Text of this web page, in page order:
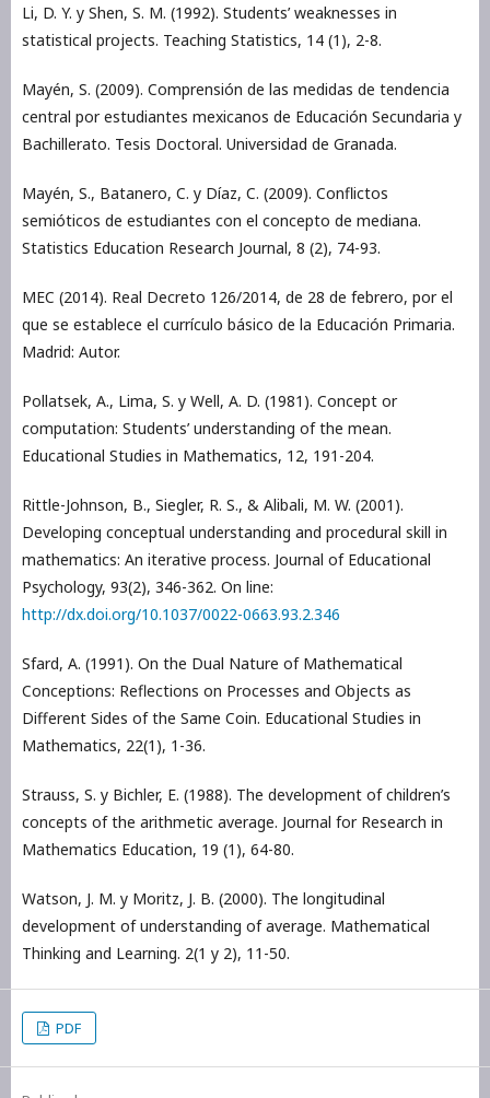
Li, D. Y. y Shen, S. M. (1992). Students’ weaknesses in
statistical projects. Teaching Statistics, 14 (1), 2-8.
Mayén, S. (2009). Comprensión de las medidas de tendencia
central por estudiantes mexicanos de Educación Secundaria y
Bachillerato. Tesis Doctoral. Universidad de Granada.
Mayén, S., Batanero, C. y Díaz, C. (2009). Conflictos
semióticos de estudiantes con el concepto de mediana.
Statistics Education Research Journal, 8 (2), 74-93.
MEC (2014). Real Decreto 126/2014, de 28 de febrero, por el
que se establece el currículo básico de la Educación Primaria.
Madrid: Autor.
Pollatsek, A., Lima, S. y Well, A. D. (1981). Concept or
computation: Students’ understanding of the mean.
Educational Studies in Mathematics, 12, 191-204.
Rittle-Johnson, B., Siegler, R. S., & Alibali, M. W. (2001).
Developing conceptual understanding and procedural skill in
mathematics: An iterative process. Journal of Educational
Psychology, 93(2), 346-362. On line:
http://dx.doi.org/10.1037/0022-0663.93.2.346
Sfard, A. (1991). On the Dual Nature of Mathematical
Conceptions: Reflections on Processes and Objects as
Different Sides of the Same Coin. Educational Studies in
Mathematics, 22(1), 1-36.
Strauss, S. y Bichler, E. (1988). The development of children’s
concepts of the arithmetic average. Journal for Research in
Mathematics Education, 19 (1), 64-80.
Watson, J. M. y Moritz, J. B. (2000). The longitudinal
development of understanding of average. Mathematical
Thinking and Learning. 2(1 y 2), 11-50.
PDF